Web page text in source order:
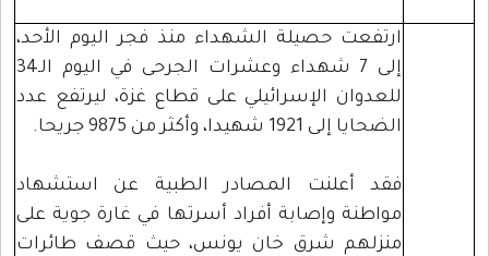
ارتفعت حصيلة الشهداء منذ فجر اليوم الأحد،
إلى 7 شهداء وعشرات الجرحى في اليوم الـ34
للعدوان الإسرائيلي على قطاع غزة، ليرتفع عدد
الضحايا إلى 1921 شهيدا، وأكثر من 9875 جريحا.
فقد أعلنت المصادر الطبية عن استشهاد
مواطنة وإصابة أفراد أسرتها في غارة جوية على
منزلهم شرق خان يونس، حيث قصف طائرات